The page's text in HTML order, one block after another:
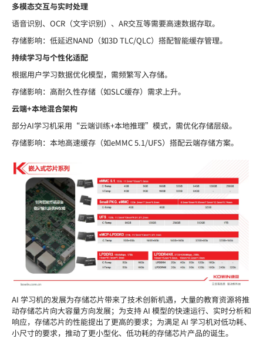
多模态交互与实时处理
语音识别、OCR（文字识别）、AR交互等需要高速数据存取。
存储影响：低延迟NAND（如3D TLC/QLC）搭配智能缓存管理。
持续学习与个性化适配
根据用户学习数据优化模型，需频繁写入存储。
存储影响：高耐久性存储（如SLC缓存）需求上升。
云端+本地混合架构
部分AI学习机采用“云端训练+本地推理”模式，需优化存储层级。
存储影响：本地高速缓存（如eMMC 5.1/UFS）搭配云端存储方案。
AI 学习机的发展为存储芯片带来了技术创新机遇，大量的教育资源将推
动存储芯片向大容量方向发展；为支持 AI 模型的快速运行、实时分析和
响应，存储芯片的性能提出了更高的要求；为满足 AI 学习机对低功耗、
小尺寸的要求，推动了更小型化、低功耗的存储芯片产品的诞生。